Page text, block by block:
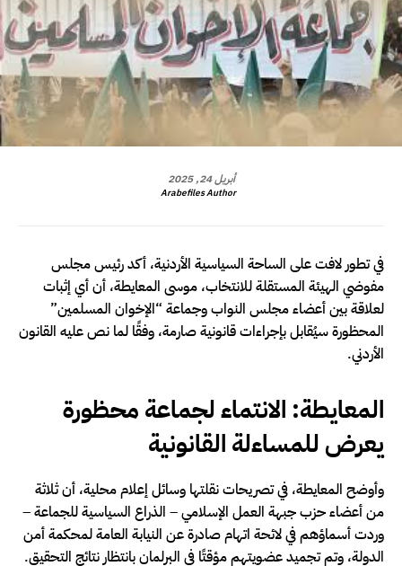
أبريل 24, 2025
Arabefiles Author
في تطور لافت على الساحة السياسية الأردنية، أكد رئيس مجلس
مفوضي الهيئة المستقلة للانتخاب، موسى المعايطة، أن أي إثبات
لعلاقة بين أعضاء مجلس النواب وجماعة “الإخوان المسلمين”
المحظورة سيُقابل بإجراءات قانونية صارمة، وفقًا لما نص عليه القانون
الأردني.
المعايطة: الانتماء لجماعة محظورة
يعرض للمساءلة القانونية
وأوضح المعايطة، في تصريحات نقلتها وسائل إعلام محلية، أن ثلاثة
من أعضاء حزب جبهة العمل الإسلامي – الذراع السياسية للجماعة –
وردت أسماؤهم في لائحة اتهام صادرة عن النيابة العامة لمحكمة أمن
الدولة، وتم تجميد عضويتهم مؤقتًا في البرلمان بانتظار نتائج التحقيق.